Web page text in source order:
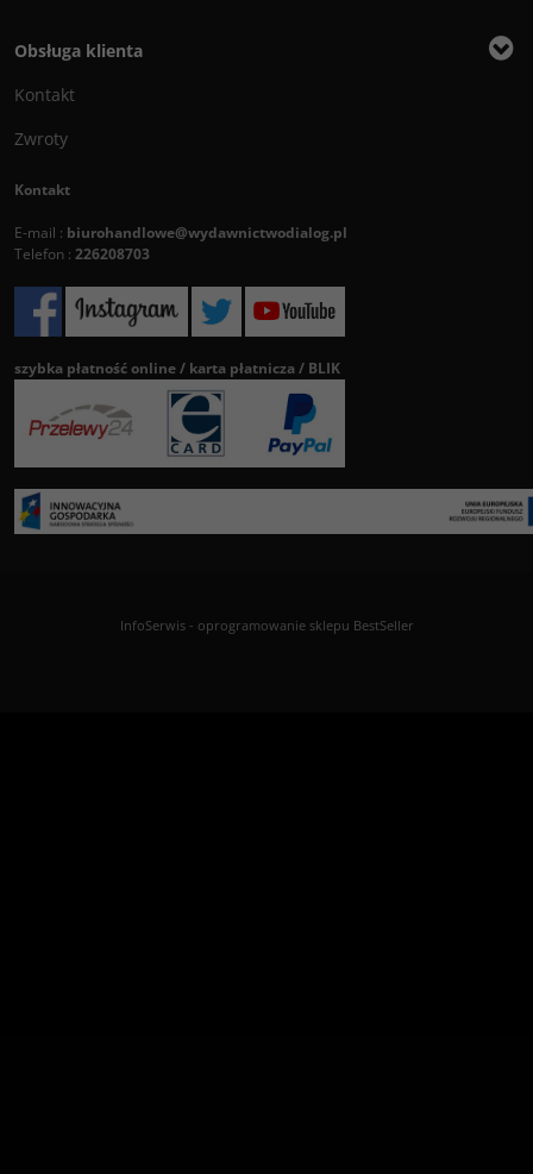
Obsługa klienta
Kontakt
Zwroty
Kontakt
E-mail : biurohandlowe@wydawnictwodialog.pl
Telefon : 226208703
szybka płatność online / karta płatnicza / BLIK
InfoSerwis- oprogramowanie sklepu BestSeller